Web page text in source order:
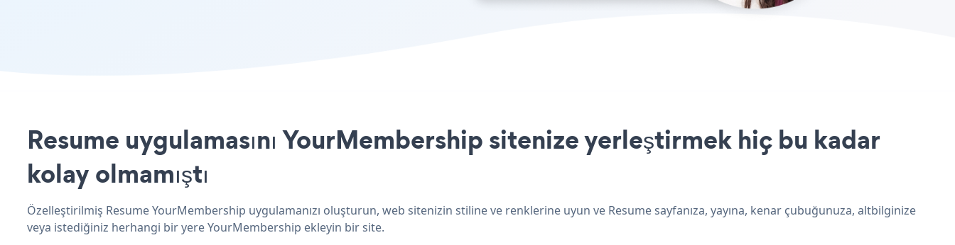
Resume uygulamasını YourMembership sitenize yerleştirmek hiç bu kadar
kolay olmamıştı
Özelleştirilmiş Resume YourMembership uygulamanızı oluşturun, web sitenizin stiline ve renklerine uyun ve Resume sayfanıza, yayına, kenar çubuğunuza, altbilginize
veya istediğiniz herhangi bir yere YourMembership ekleyin bir site.